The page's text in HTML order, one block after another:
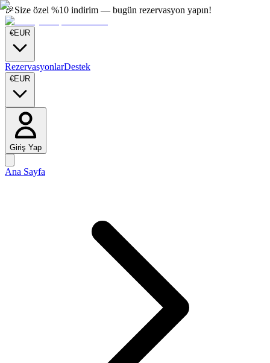
🎉Size özel %10 indirim — bugün rezervasyon yapın!
€EUR
RezervasyonlarDestek
€EUR
Giriş Yap
Ana Sayfa